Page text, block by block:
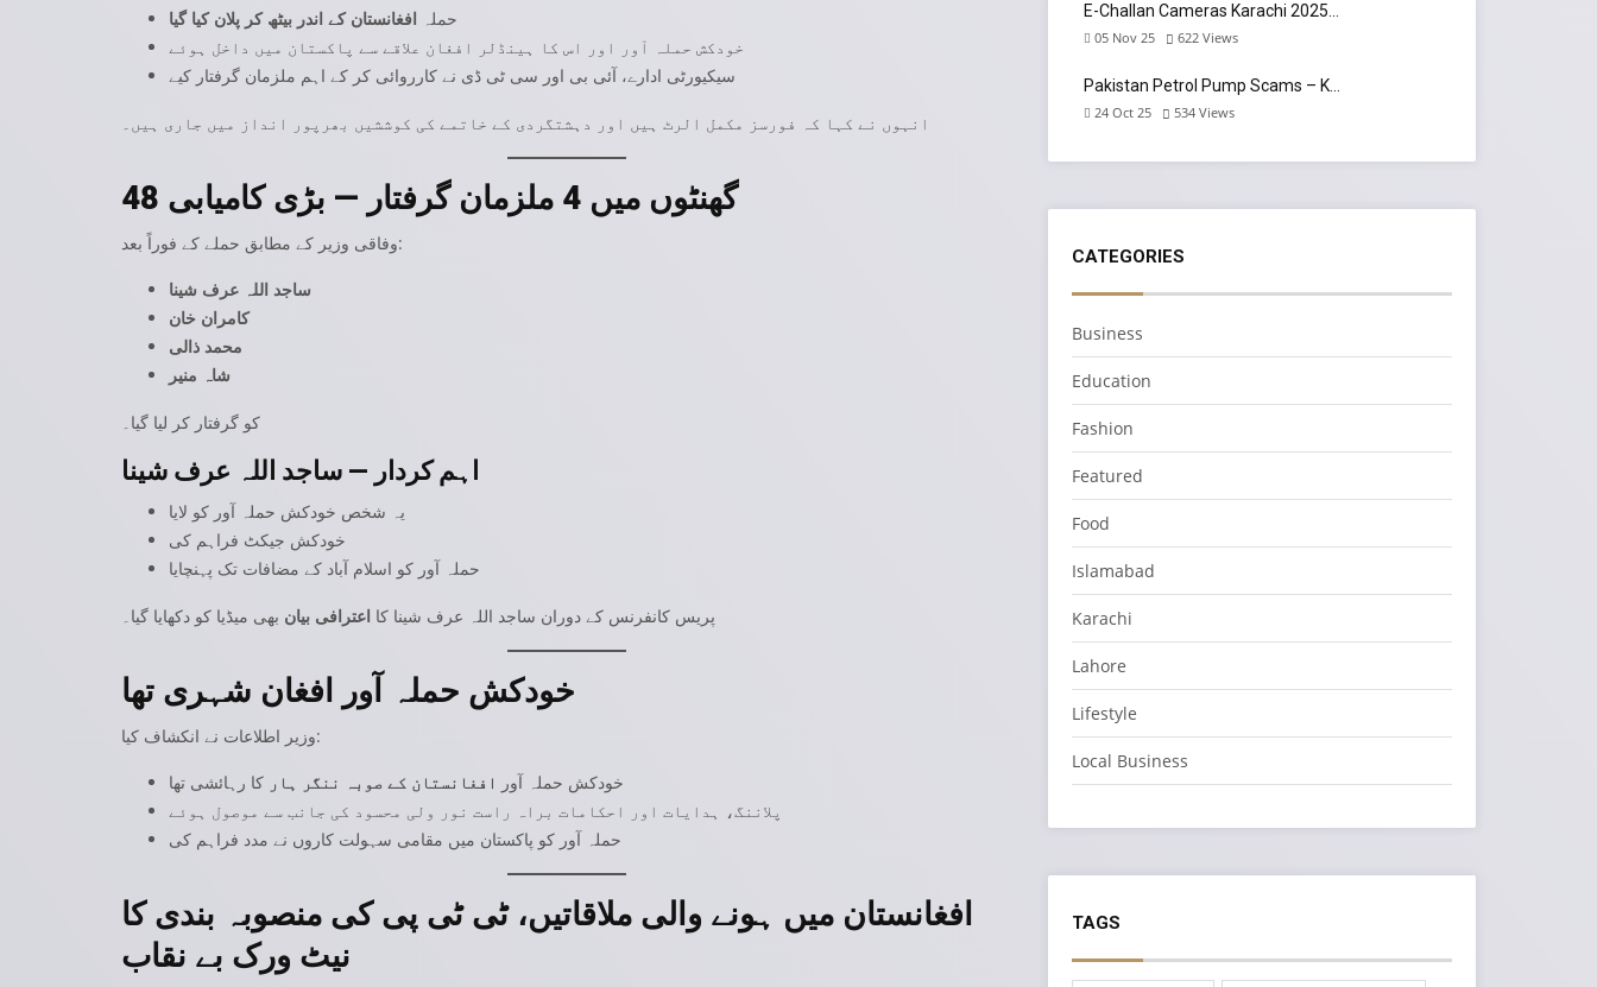
حملہ افغانستان کے اندر بیٹھ کر پلان کیا گیا
خودکش حملہ آور اور اس کا ہینڈلر افغان علاقے سے پاکستان میں داخل ہوئے
سیکیورٹی ادارے، آئی بی اور سی ٹی ڈی نے کارروائی کر کے اہم ملزمان گرفتار کیے
انہوں نے کہا کہ فورسز مکمل الرٹ ہیں اور دہشتگردی کے خاتمے کی کوششیں بھرپور انداز میں جاری ہیں۔
48 گھنٹوں میں 4 ملزمان گرفتار — بڑی کامیابی
وفاقی وزیر کے مطابق حملے کے فوراً بعد:
ساجد اللہ عرف شینا
کامران خان
محمد ذالی
شاہ منیر
کو گرفتار کر لیا گیا۔
اہم کردار — ساجد اللہ عرف شینا
یہ شخص خودکش حملہ آور کو لایا
خودکش جیکٹ فراہم کی
حملہ آور کو اسلام آباد کے مضافات تک پہنچایا
پریس کانفرنس کے دوران ساجد اللہ عرف شینا کا اعترافی بیان بھی میڈیا کو دکھایا گیا۔
خودکش حملہ آور افغان شہری تھا
وزیر اطلاعات نے انکشاف کیا:
خودکش حملہ آور افغانستان کے صوبہ ننگر ہار کا رہائشی تھا
پلاننگ، ہدایات اور احکامات براہ راست نور ولی محسود کی جانب سے موصول ہوئے
حملہ آور کو پاکستان میں مقامی سہولت کاروں نے مدد فراہم کی
افغانستان میں ہونے والی ملاقاتیں، ٹی ٹی پی کی منصوبہ بندی کا
نیٹ ورک بے نقاب
E-Challan Cameras Karachi 2025…
05 Nov 25 622 Views
Pakistan Petrol Pump Scams – K…
24 Oct 25 534 Views
CATEGORIES
Business
Education
Fashion
Featured
Food
Islamabad
Karachi
Lahore
Lifestyle
Local Business
TAGS